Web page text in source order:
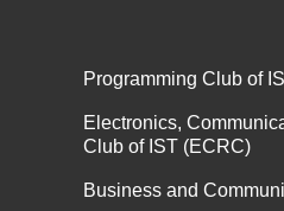
Programming Club of
Electronics,
Club of IST (ECRC)
Business and